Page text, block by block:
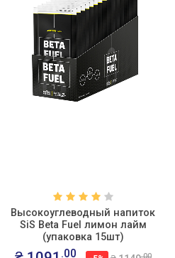
Высокоуглеводный напиток
SiS Beta Fuel лимон лайм
(упаковка 15шт)
.00